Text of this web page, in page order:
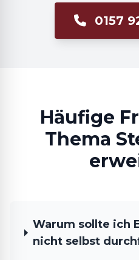
0157
Häufige
Thema
Warum sollte ich
nicht selbst